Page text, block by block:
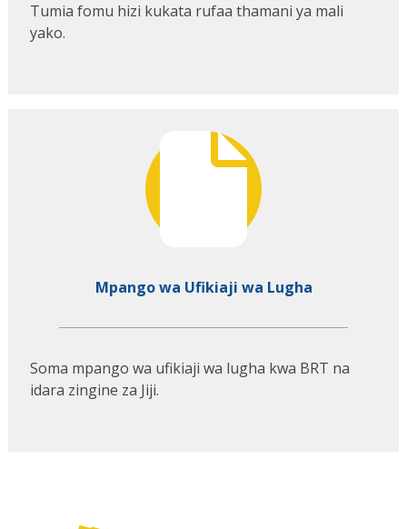
Tumia fomu hizi kukata rufaa thamani ya mali
yako.
Mpango wa Ufikiaji wa Lugha
Soma mpango wa ufikiaji wa lugha kwa BRT na
idara zingine za Jiji.